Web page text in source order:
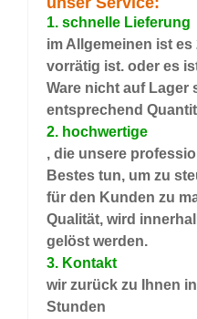
1. schnelle Lieferung
im Allgemeinen ist es
vorrätig ist. oder es
Ware nicht auf Lager
entsprechend
2. hochwertige
, die unsere
Bestes tun, um zu
für den Kunden zu
Qualität, wird
gelöst werden.
3. Kontakt
wir zurück zu Ihnen
Stunden